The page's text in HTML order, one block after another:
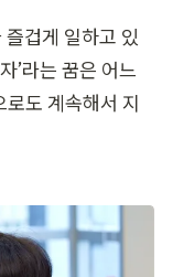
겁게 일하고 있
’라는 꿈은 어느
도 계속해서 지